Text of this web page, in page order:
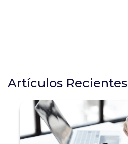
Artículos Recientes